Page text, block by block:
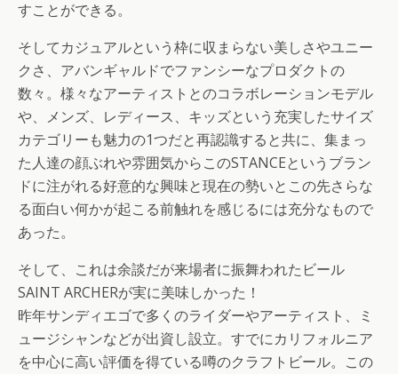
すことができる。
そしてカジュアルという枠に収まらない美しさやユニー
クさ、アバンギャルドでファンシーなプロダクトの
数々。様々なアーティストとのコラボレーションモデル
や、メンズ、レディース、キッズという充実したサイズ
カテゴリーも魅力の1つだと再認識すると共に、集まっ
た人達の顔ぶれや雰囲気からこのSTANCEというブラン
ドに注がれる好意的な興味と現在の勢いとこの先さらな
る面白い何かが起こる前触れを感じるには充分なもので
あった。
そして、これは余談だが来場者に振舞われたビール
SAINT ARCHERが実に美味しかった！
昨年サンディエゴで多くのライダーやアーティスト、ミ
ュージシャンなどが出資し設立。すでにカリフォルニア
を中心に高い評価を得ている噂のクラフトビール。この